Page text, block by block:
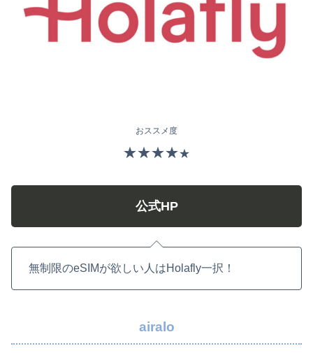
おススメ度
★★★★★
公式HP
無制限のeSIMが欲しい人はHolafly一択！
airalo